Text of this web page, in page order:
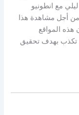
مع انطونيو
من أجل مشاهدة هذا
المواقع
تكذب بهدف تحقيق